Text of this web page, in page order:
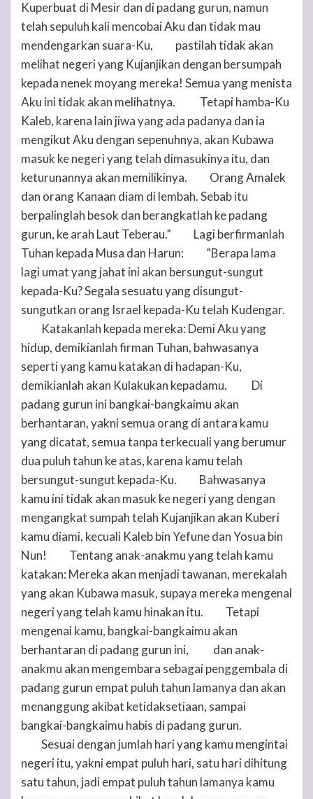
Kuperbuat di Mesir dan di padang gurun, namun
telah sepuluh kali mencobai Aku dan tidak mau
mendengarkan suara-Ku,
pastilah tidak akan
melihat negeri yang Kujanjikan dengan bersumpah
kepada nenek moyang mereka! Semua yang menista
Aku ini tidak akan melihatnya.
Tetapi hamba-Ku
Kaleb, karena lain jiwa yang ada padanya dan ia
mengikut Aku dengan sepenuhnya, akan Kubawa
masuk ke negeri yang telah dimasukinya itu, dan
keturunannya akan memilikinya.
Orang Amalek
dan orang Kanaan diam di lembah. Sebab itu
berpalinglah besok dan berangkatlah ke padang
gurun, ke arah Laut Teberau.”
Lagi berfirmanlah
Tuhan kepada Musa dan Harun:
”Berapa lama
lagi umat yang jahat ini akan bersungut-sungut
kepada-Ku? Segala sesuatu yang disungut-
sungutkan orang Israel kepada-Ku telah Kudengar.
Katakanlah kepada mereka: Demi Aku yang
hidup, demikianlah firman Tuhan, bahwasanya
seperti yang kamu katakan di hadapan-Ku,
demikianlah akan Kulakukan kepadamu.
Di
padang gurun ini bangkai-bangkaimu akan
berhantaran, yakni semua orang di antara kamu
yang dicatat, semua tanpa terkecuali yang berumur
dua puluh tahun ke atas, karena kamu telah
bersungut-sungut kepada-Ku.
Bahwasanya
kamu ini tidak akan masuk ke negeri yang dengan
mengangkat sumpah telah Kujanjikan akan Kuberi
kamu diami, kecuali Kaleb bin Yefune dan Yosua bin
Nun!
Tentang anak-anakmu yang telah kamu
katakan: Mereka akan menjadi tawanan, merekalah
yang akan Kubawa masuk, supaya mereka mengenal
negeri yang telah kamu hinakan itu.
Tetapi
mengenai kamu, bangkai-bangkaimu akan
berhantaran di padang gurun ini,
dan anak-
anakmu akan mengembara sebagai penggembala di
padang gurun empat puluh tahun lamanya dan akan
menanggung akibat ketidaksetiaan, sampai
bangkai-bangkaimu habis di padang gurun.
Sesuai dengan jumlah hari yang kamu mengintai
negeri itu, yakni empat puluh hari, satu hari dihitung
satu tahun, jadi empat puluh tahun lamanya kamu